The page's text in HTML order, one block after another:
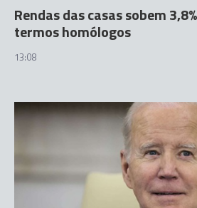
Rendas das casas sobem
termos homólogos
13:08